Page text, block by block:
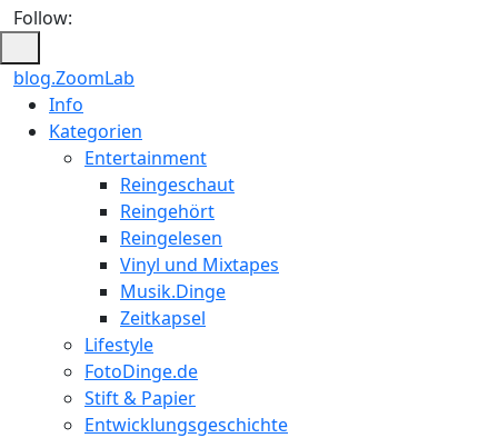
Follow:
blog.ZoomLab
ZoomLab
//
Info
Kategorien
Entertainment
Reingeschaut
Reingehört
Reingelesen
Vinyl und Mixtapes
Musik.Dinge
Zeitkapsel
Lifestyle
FotoDinge.de
Stift & Papier
Entwicklungsgeschichte